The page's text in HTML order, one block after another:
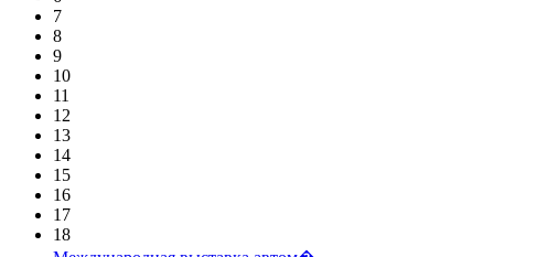
7
8
9
10
11
12
13
14
15
16
17
18